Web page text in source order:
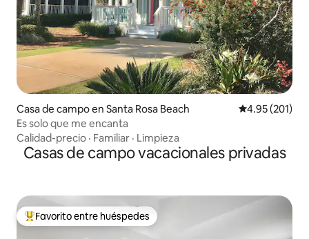
Casa de campo en Santa Rosa Beach Calificación
4.95 (201)
Es solo que me encanta
Calidad-precio · Familiar · Limpieza
Casas de campo vacacionales privadas
Favorito entre huéspedes preferido
Favorito entre huéspedes